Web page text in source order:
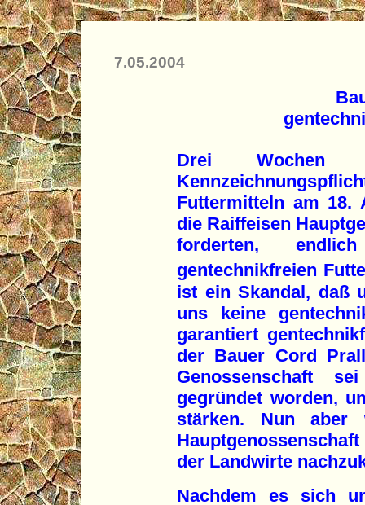
7.05.2004
Drei Wochen
Futtermitteln am 18.
die Raiffeisen
forderten,
gentechnikfreien
ist ein Skandal, daß
uns keine
garantiert
der Bauer Cord
Genossenschaft
gegründet worden,
stärken. Nun aber
der Landwirte
Nachdem es sich